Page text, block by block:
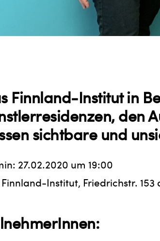
Finnland-Institut in
den
sichtbare und
27.02.2020 um 19:00
Institut, Friedrichstr. 153